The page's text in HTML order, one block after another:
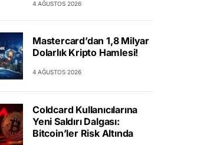
4 AĞUSTOS 2026
Mastercard’dan 1,8 Milyar
Dolarlık Kripto Hamlesi!
4 AĞUSTOS 2026
Coldcard Kullanıcılarına
Yeni Saldırı Dalgası:
Bitcoin’ler Risk Altında